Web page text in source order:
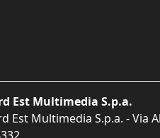
Est Multimedia S.p.a.
Est Multimedia S.p.a. - Via